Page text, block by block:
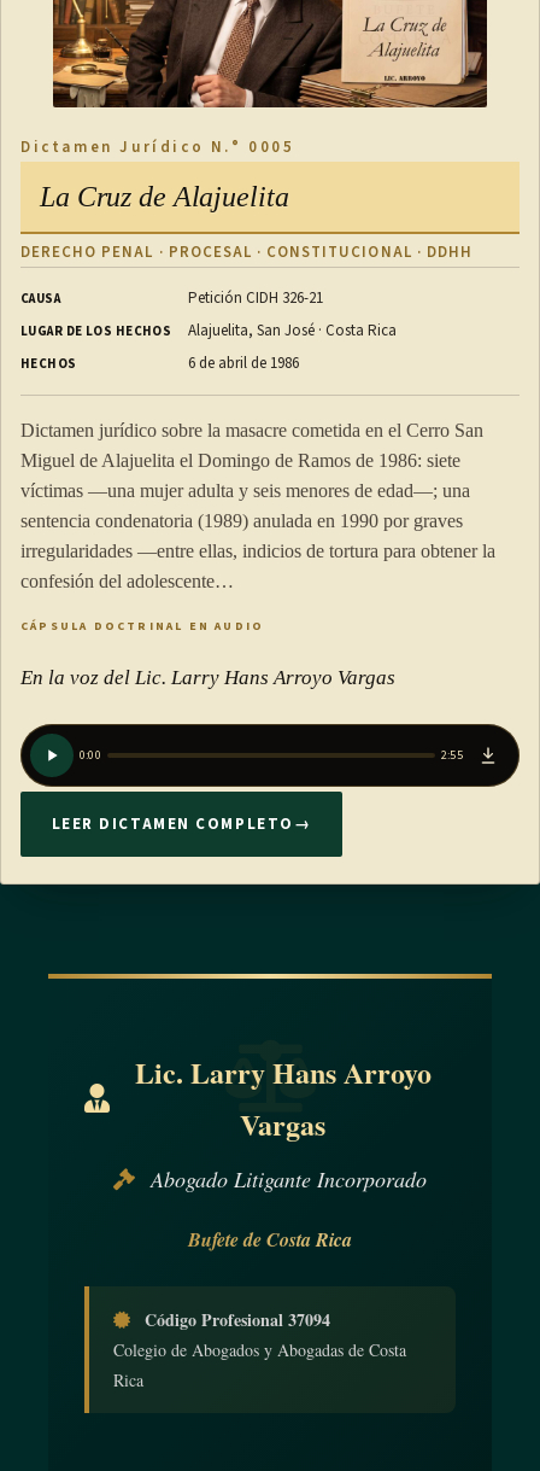
Dictamen Jurídico N.° 0005
La Cruz de Alajuelita
DERECHO PENAL · PROCESAL · CONSTITUCIONAL · DDHH
CAUSA Petición CIDH 326-21
LUGAR DE LOS HECHOS Alajuelita, San José · Costa Rica
HECHOS 6 de abril de 1986
Dictamen jurídico sobre la masacre cometida en el Cerro San
Miguel de Alajuelita el Domingo de Ramos de 1986: siete
víctimas —una mujer adulta y seis menores de edad—; una
sentencia condenatoria (1989) anulada en 1990 por graves
irregularidades —entre ellas, indicios de tortura para obtener la
confesión del adolescente…
CÁPSULA DOCTRINAL EN AUDIO
En la voz del Lic. Larry Hans Arroyo Vargas
0:00 2:55
LEER DICTAMEN COMPLETO →
Lic. Larry Hans Arroyo
Vargas
Abogado Litigante Incorporado
Bufete de Costa Rica
Código Profesional 37094
Colegio de Abogados y Abogadas de Costa
Rica